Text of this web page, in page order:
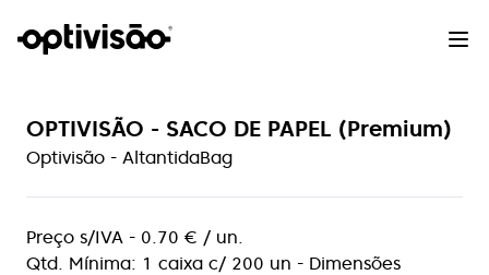
OPTIVISÃO - SACO DE PAPEL (Premium)
Optivisão - AltantidaBag
Preço s/IVA - 0.70 € / un.
Qtd. Mínima: 1 caixa c/ 200 un - Dimensões